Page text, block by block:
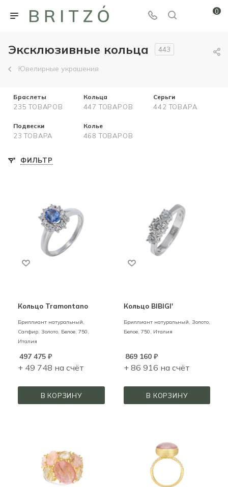
0
Эксклюзивные кольца 443
Ювелирные украшения
Браслеты
235 ТОВАРОВ
Кольца
447 ТОВАРОВ
Серьги
442 ТОВАРА
Подвески
23 ТОВАРА
Колье
468 ТОВАРОВ
ФИЛЬТР
Кольцо Tramontano
Бриллиант натуральный,
Сапфир, Золото, Белое, 750,
Италия
497 475 ₽
+ 49 748 на счёт
В КОРЗИНУ
Кольцо BIBIGI'
Бриллиант натуральный, Золото,
Белое, 750, Италия
869 160₽
+ 86 916 на счёт
В КОРЗИНУ